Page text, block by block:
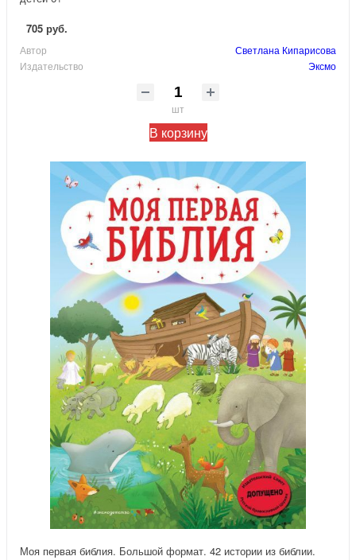
705 руб.
Автор
Светлана Кипарисова
Издательство
Эксмо
шт
В корзину
Моя первая библия. Большой формат. 42 истории из библии.